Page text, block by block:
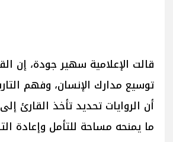
قالت الإعلامية سهير جودة، إن
توسيع مدارك الإنسان، وفهم
أن الروايات تحديد تأخذ القارئ
ما يمنحه مساحة للتأمل وإعادة